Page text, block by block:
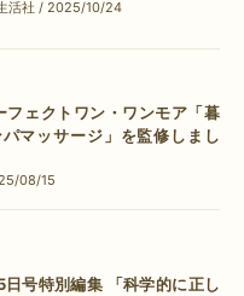
活社 / 2025/10/24
フェクトワン・ワンモア「暮
マッサージ」を監修しまし
08/15
号特別編集 「科学的に正し